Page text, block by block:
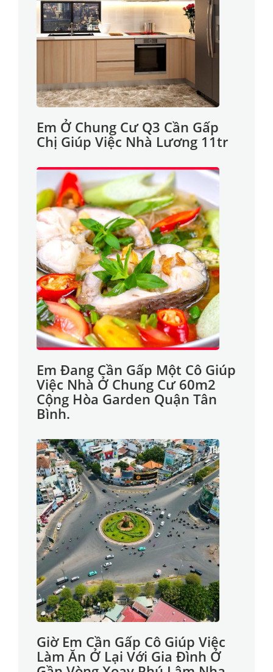
Em Ở Chung Cư Q3 Cần Gấp
Chị Giúp Việc Nhà Lương 11tr
Em Đang Cần Gấp Một Cô Giúp
Việc Nhà Ở Chung Cư 60m2
Cộng Hòa Garden Quận Tân
Bình.
Giờ Em Cần Gấp Cô Giúp Việc
Làm Ăn Ở Lại Với Gia Đình Ở